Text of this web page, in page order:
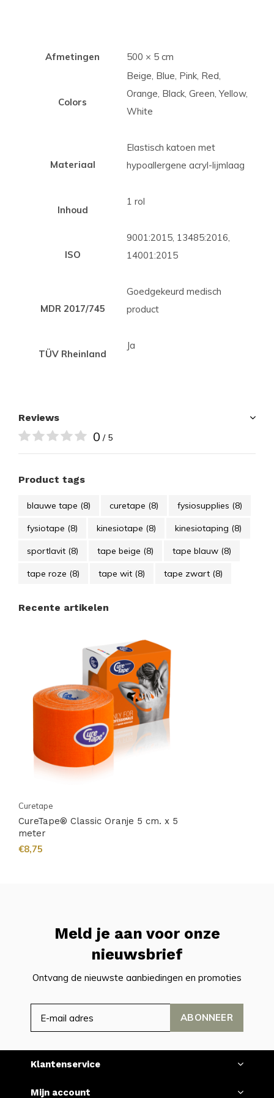
Afmetingen 500 × 5 cm
Colors
Beige, Blue, Pink, Red,
Orange, Black, Green, Yellow,
White
Materiaal
Elastisch katoen met
hypoallergene acryl-lijmlaag
Inhoud
1 rol
ISO
9001:2015, 13485:2016,
14001:2015
MDR 2017/745
Goedgekeurd medisch
product
TÜV Rheinland
Ja
Reviews
0 / 5
Product tags
blauwe tape (8) curetape (8) fysiosupplies (8)
fysiotape (8) kinesiotape (8) kinesiotaping (8)
sportlavit (8) tape beige (8) tape blauw (8)
tape roze (8) tape wit (8) tape zwart (8)
Recente artikelen
Curetape
CureTape® Classic Oranje 5 cm. x 5
meter
€8,75
Meld je aan voor onze
nieuwsbrief
Ontvang de nieuwste aanbiedingen en promoties
ABONNEER
Klantenservice
Mijn account